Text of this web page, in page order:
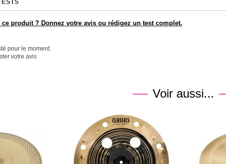
ce produit ? Donnez votre avis ou rédigez un test complet.
pour le moment.
votre avis
Voir aussi...